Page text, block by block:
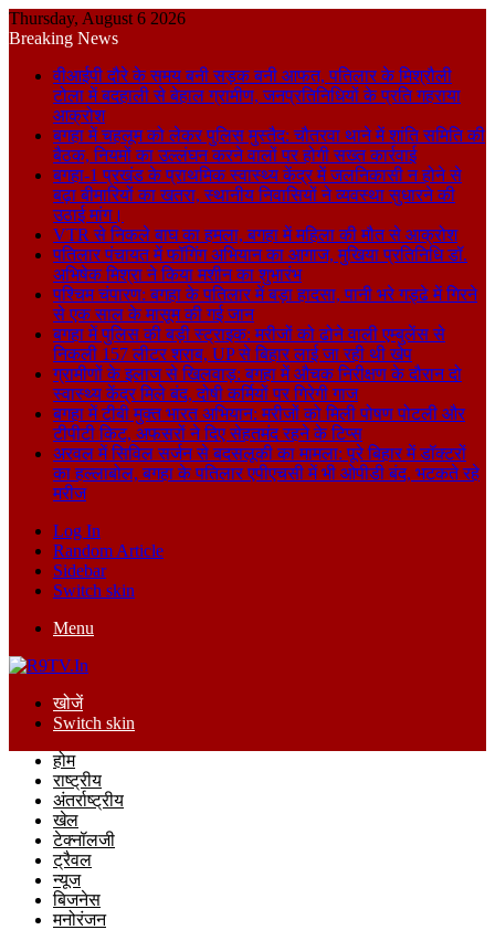
Thursday, August 6 2026
Breaking News
वीआईपी दौरे के समय बनी सड़क बनी आफत, पतिलार के मिश्रौली
टोला में बदहाली से बेहाल ग्रामीण, जनप्रतिनिधियों के प्रति गहराया
आक्रोश
बगहा में चहलूम को लेकर पुलिस मुस्तैद: चौतरवा थाने में शांति समिति की
बैठक, नियमों का उल्लंघन करने वालों पर होगी सख्त कार्रवाई
बगहा-1 प्रखंड के प्राथमिक स्वास्थ्य केंद्र में जलनिकासी न होने से
बढ़ा बीमारियों का खतरा, स्थानीय निवासियों ने व्यवस्था सुधारने की
उठाई मांग।
VTR से निकले बाघ का हमला, बगहा में महिला की मौत से आक्रोश
पतिलार पंचायत में फॉगिंग अभियान का आगाज, मुखिया प्रतिनिधि डॉ.
अभिषेक मिश्रा ने किया मशीन का शुभारंभ
पश्चिम चंपारण: बगहा के पतिलार में बड़ा हादसा, पानी भरे गड्ढे में गिरने
से एक साल के मासूम की गई जान
बगहा में पुलिस की बड़ी स्ट्राइक: मरीजों को ढोने वाली एम्बुलेंस से
निकली 157 लीटर शराब, UP से बिहार लाई जा रही थी खेप
ग्रामीणों के इलाज से खिलवाड़: बगहा में औचक निरीक्षण के दौरान दो
स्वास्थ्य केंद्र मिले बंद, दोषी कर्मियों पर गिरेगी गाज
बगहा में टीबी मुक्त भारत अभियान: मरीजों को मिली पोषण पोटली और
टीपीटी किट, अफसरों ने दिए सेहतमंद रहने के टिप्स
अरवल में सिविल सर्जन से बदसलूकी का मामला: पूरे बिहार में डॉक्टरों
का हल्लाबोल, बगहा के पतिलार एपीएचसी में भी ओपीडी बंद, भटकते रहे
मरीज
Log In
Random Article
Sidebar
Switch skin
Menu
खोजें
Switch skin
होम
राष्ट्रीय
अंतर्राष्ट्रीय
खेल
टेक्नॉलजी
ट्रैवल
न्यूज
बिजनेस
मनोरंजन